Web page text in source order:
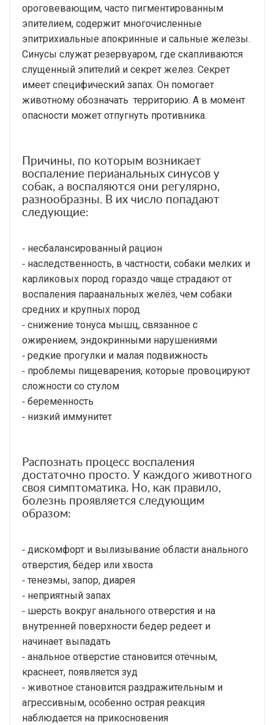
ороговевающим, часто пигментированным
эпителием, содержит многочисленные
эпитрихиальные апокринные и сальные железы.
Синусы служат резервуаром, где скапливаются
слущенный эпителий и секрет желез. Секрет
имеет специфический запах. Он помогает
животному обозначать территорию. А в момент
опасности может отпугнуть противника.
Причины, по которым возникает
воспаление перианальных синусов у
собак, а воспаляются они регулярно,
разнообразны. В их число попадают
следующие:
⁃ несбалансированный рацион
⁃ наследственность, в частности, собаки мелких и
карликовых пород гораздо чаще страдают от
воспаления параанальных желёз, чем собаки
средних и крупных пород
⁃ снижение тонуса мышц, связанное с
ожирением, эндокринными нарушениями
⁃ редкие прогулки и малая подвижность
⁃ проблемы пищеварения, которые провоцируют
сложности со стулом
⁃ беременность
⁃ низкий иммунитет
Распознать процесс воспаления
достаточно просто. У каждого животного
своя симптоматика. Но, как правило,
болезнь проявляется следующим
образом:
⁃ дискомфорт и вылизывание области анального
отверстия, бёдер или хвоста
⁃ тенезмы, запор, диарея
⁃ неприятный запах
⁃ шерсть вокруг анального отверстия и на
внутренней поверхности бедер редеет и
начинает выпадать
⁃ анальное отверстие становится отёчным,
краснеет, появляется зуд
⁃ животное становится раздражительным и
агрессивным, особенно острая реакция
наблюдается на прикосновения